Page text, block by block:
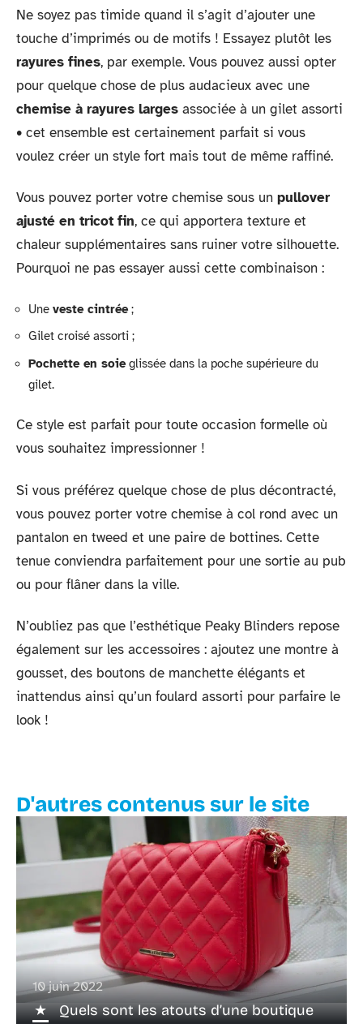
Ne soyez pas timide quand il s’agit d’ajouter une
touche d’imprimés ou de motifs ! Essayez plutôt les
rayures fines, par exemple. Vous pouvez aussi opter
pour quelque chose de plus audacieux avec une
chemise à rayures larges associée à un gilet assorti
• cet ensemble est certainement parfait si vous
voulez créer un style fort mais tout de même raffiné.
Vous pouvez porter votre chemise sous un pullover
ajusté en tricot fin, ce qui apportera texture et
chaleur supplémentaires sans ruiner votre silhouette.
Pourquoi ne pas essayer aussi cette combinaison :
Une veste cintrée;
Gilet croisé assorti ;
Pochette en soieglissée dans la poche supérieure du
gilet.
Ce style est parfait pour toute occasion formelle où
vous souhaitez impressionner !
Si vous préférez quelque chose de plus décontracté,
vous pouvez porter votre chemise à col rond avec un
pantalon en tweed et une paire de bottines. Cette
tenue conviendra parfaitement pour une sortie au pub
ou pour flâner dans la ville.
N’oubliez pas que l’esthétique Peaky Blinders repose
également sur les accessoires : ajoutez une montre à
gousset, des boutons de manchette élégants et
inattendus ainsi qu’un foulard assorti pour parfaire le
look !
D'autres contenus sur le site
10 juin 2022
Quels sont les atouts d’une boutique